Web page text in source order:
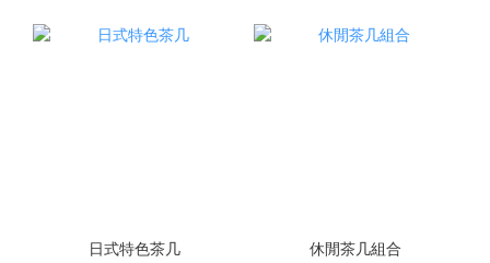
日式特色茶几 休閒茶几組合